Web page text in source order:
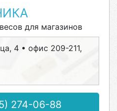
для магазинов
4 • офис 209-211,
274-06-88